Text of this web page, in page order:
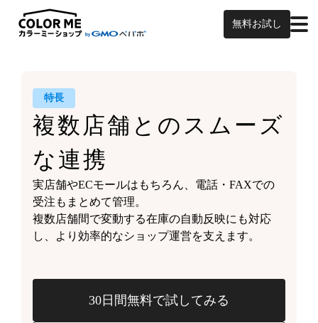
無料お試し
特長
複数店舗との スムーズ
な連携
実店舗やECモールはもちろん、 電話・FAXでの
受注もまとめて管理。
複数店舗間で変動する在庫の自動反映にも対応
し、 より効率的なショップ運営を支えます。
30日間無料で試してみる